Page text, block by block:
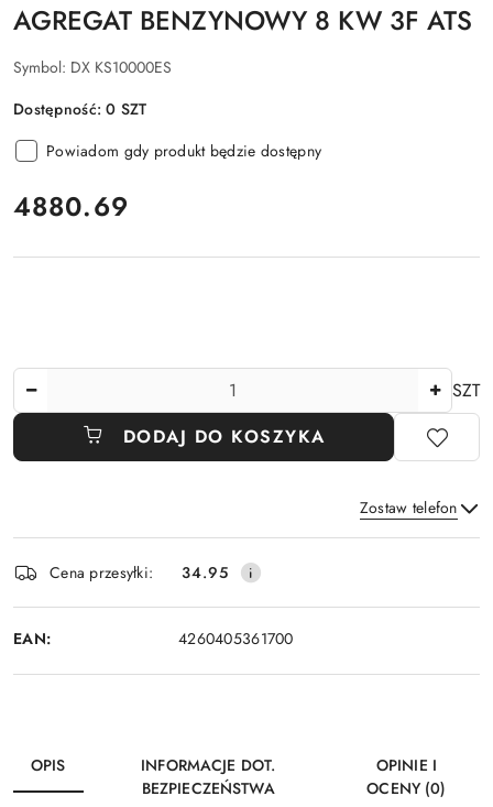
AGREGAT BENZYNOWY 8 KW 3F ATS
Symbol: DX KS10000ES
Dostępność:0 SZT
Powiadom gdy produkt będzie dostępny
cena:
4880.69
SZT
DODAJ DO KOSZYKA
Zostaw telefon
Wyślij
i
dostawa
Cena przesyłki: 34.95
EAN: 4260405361700
OPIS
INFORMACJE DOT.
BEZPIECZEŃSTWA
OPINIE I
OCENY (0)